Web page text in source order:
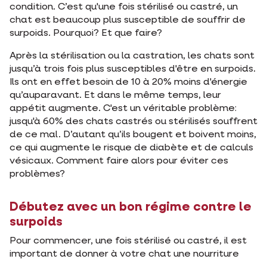
condition. C’est qu'une fois stérilisé ou castré, un
chat est beaucoup plus susceptible de souffrir de
surpoids. Pourquoi? Et que faire?
Après la stérilisation ou la castration, les chats sont
jusqu’à trois fois plus susceptibles d'être en surpoids.
Ils ont en effet besoin de 10 à 20% moins d'énergie
qu’auparavant. Et dans le même temps, leur
appétit augmente. C'est un véritable problème:
jusqu'à 60% des chats castrés ou stérilisés souffrent
de ce mal. D’autant qu’ils bougent et boivent moins,
ce qui augmente le risque de diabète et de calculs
vésicaux. Comment faire alors pour éviter ces
problèmes?
Débutez avec un bon régime contre le
surpoids
Pour commencer, une fois stérilisé ou castré, il est
important de donner à votre chat une nourriture